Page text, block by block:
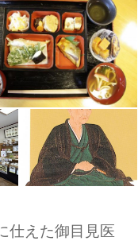
仕えた御目見医